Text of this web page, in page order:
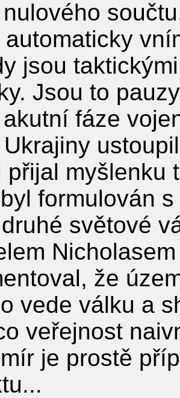
automaticky
jsou
Jsou to
fáze
přijal myšlenku
formulován
světové
že
vede válku a
veřejnost
je prostě